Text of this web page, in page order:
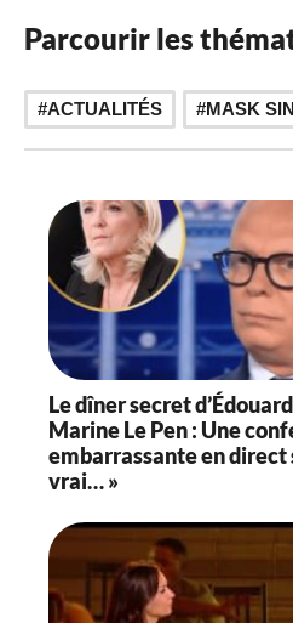
n
a
t
i
Parcourir les
ACTUALITÉS MASK
Le dîner secret
Marine Le Pen : Une
embarrassante en direct
vrai… »